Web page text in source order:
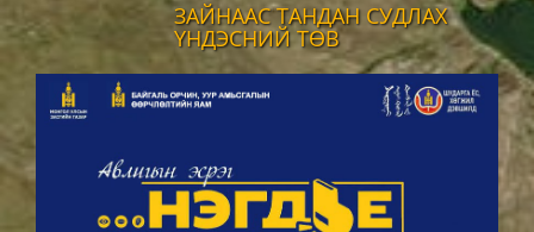
ЗАЙНААС ТАНДАН СУДЛАХ
ҮНДЭСНИЙ ТӨВ